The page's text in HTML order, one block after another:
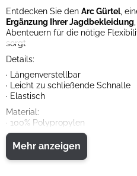
Entdecken Sie den Arc Gürtel,
Ergänzung Ihrer Jagdbekleidung
Abenteuern für die nötige
sorgt
Details:
· Längenverstellbar
· Leicht zu schließende Schnalle
· Elastisch
Material:
· 100% Polypropylen
Mehr anzeigen